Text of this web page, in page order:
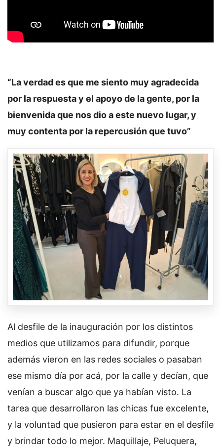
“La verdad es que me siento muy agradecida
por la respuesta y el apoyo de la gente, por la
bienvenida que nos dio a este nuevo lugar, y
muy contenta por la repercusión que tuvo”
Al desfile de la inauguración por los distintos
medios que utilizamos para difundir, porque
además vieron en las redes sociales o pasaban
ese mismo día por acá, por la calle y decían, que
venían a buscar algo que ya habían visto. La
tarea que desarrollaron las chicas fue excelente,
y la voluntad que pusieron para estar en el desfile
y brindar todo lo mejor. Maquillaje, Peluquera,